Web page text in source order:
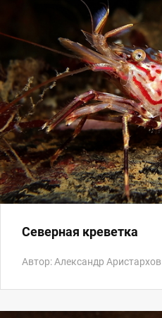
Северная креветка
Автор: Александр Аристархов